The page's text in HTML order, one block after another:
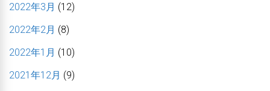
2022年3月 (12)
2022年2月 (8)
2022年1月 (10)
2021年12月 (9)